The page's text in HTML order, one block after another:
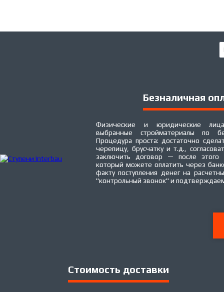
Безналичная
Физические и юридические
выбранные стройматериалы по
Процедура проста: достаточно
черепицу, брусчатку и т.д.,
заключить договор — после этого
который можете оплатить через
факту поступления денег на
"контрольный звонок" и
Стоимость доставки